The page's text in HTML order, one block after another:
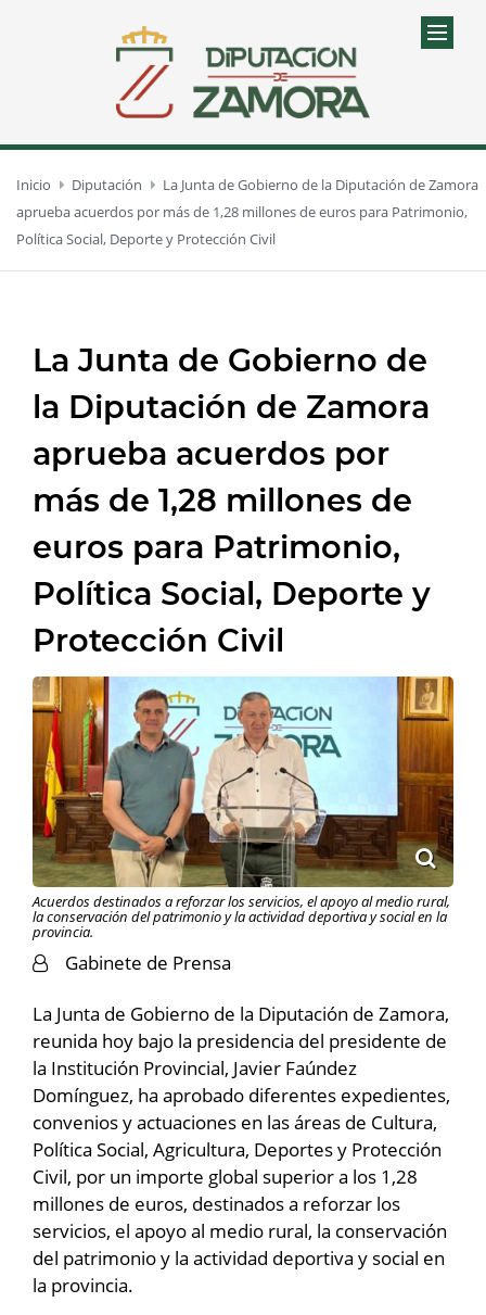
Inicio Diputación
La Junta de Gobierno de la Diputación de Zamora
aprueba acuerdos por más de 1,28 millones de euros para Patrimonio,
Política Social, Deporte y Protección Civil
La Junta de Gobierno de
la Diputación de Zamora
aprueba acuerdos por
más de 1,28 millones de
euros para Patrimonio,
Política Social, Deporte y
Protección Civil
Acuerdos destinados a reforzar los servicios, el apoyo al medio rural,
la conservación del patrimonio y la actividad deportiva y social en la
provincia.
Gabinete de Prensa
La Junta de Gobierno de la Diputación de Zamora,
reunida hoy bajo la presidencia del presidente de
la Institución Provincial, Javier Faúndez
Domínguez, ha aprobado diferentes expedientes,
convenios y actuaciones en las áreas de Cultura,
Política Social, Agricultura, Deportes y Protección
Civil, por un importe global superior a los 1,28
millones de euros, destinados a reforzar los
servicios, el apoyo al medio rural, la conservación
del patrimonio y la actividad deportiva y social en
la provincia.